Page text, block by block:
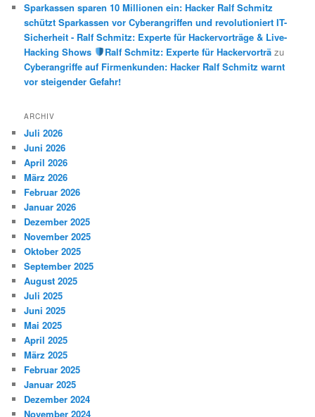
Sparkassen sparen 10 Millionen ein: Hacker Ralf Schmitz
schützt Sparkassen vor Cyberangriffen und revolutioniert IT-
Sicherheit - Ralf Schmitz: Experte für Hackervorträge & Live-
Hacking Shows
Ralf Schmitz: Experte für Hackervorträzu
Cyberangriffe auf Firmenkunden: Hacker Ralf Schmitz warnt
vor steigender Gefahr!
ARCHIV
Juli 2026
Juni 2026
April 2026
März 2026
Februar 2026
Januar 2026
Dezember 2025
November 2025
Oktober 2025
September 2025
August 2025
Juli 2025
Juni 2025
Mai 2025
April 2025
März 2025
Februar 2025
Januar 2025
Dezember 2024
November 2024